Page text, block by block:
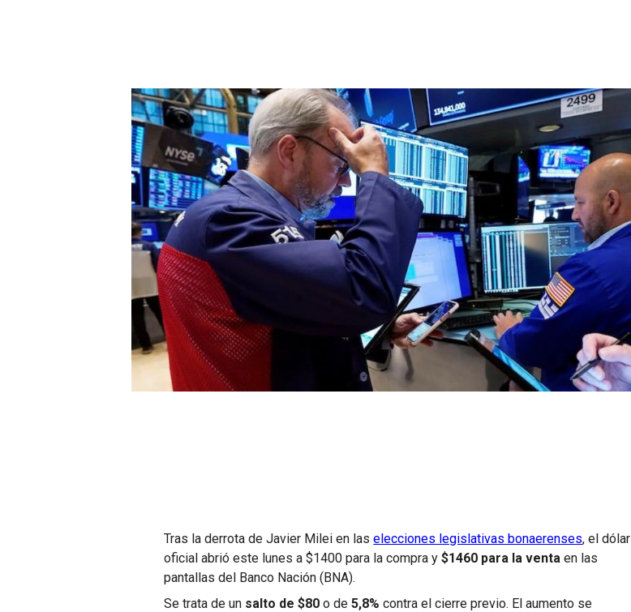
Tras la derrota de Javier Milei en laselecciones legislativas bonaerenses, el dólar
oficial abrió este lunes a $1400 para la compra y$1460 para la venta en las
pantallas del Banco Nación (BNA).
Se trata de un salto de $80 o de5,8% contra el cierre previo. El aumento se